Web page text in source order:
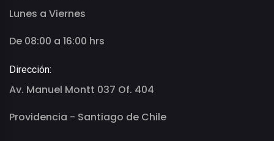
Lunes a Viernes
De 08:00 a 16:00 hrs
Dirección:
Av. Manuel Montt 037 Of. 404
Providencia - Santiago de Chile